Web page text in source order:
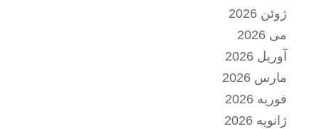
ژوئن 2026
می 2026
آوریل 2026
مارس 2026
فوریه 2026
ژانویه 2026